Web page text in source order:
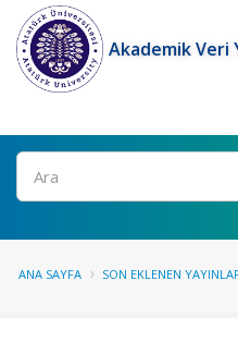
Akademik Veri
Ara
ANA SAYFA SON EKLENEN